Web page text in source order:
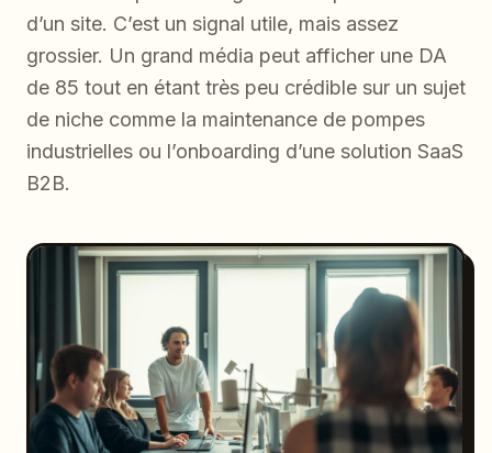
d’un site. C’est un signal utile, mais assez
grossier. Un grand média peut afficher une DA
de 85 tout en étant très peu crédible sur un sujet
de niche comme la maintenance de pompes
industrielles ou l’onboarding d’une solution SaaS
B2B.